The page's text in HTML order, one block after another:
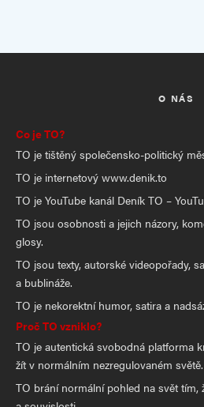
O NÁS
Co je TO?
TO je tištěný společensko-politický
TO je internetový www.denik.to
TO je YouTube kanál Deník TO –
TO jsou osobnosti a jejich názory,
glosy.
TO jsou texty, autorské videopořady,
a bublináže.
TO je nekorektní humor, satira a
Proč TO vzniklo?
TO je autentická svobodná platforma
žít v normálním nezregulovaném světě.
TO brání normální pohled na svět tím,